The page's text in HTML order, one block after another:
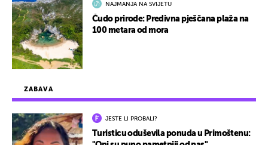
ZABAVA
JESTE LI PROBALI?
Turisticu oduševila ponuda u Primoštenu:
NAJMANJA NA SVIJETU
Čudo prirode: Predivna pješčana plaža na
100 metara od mora